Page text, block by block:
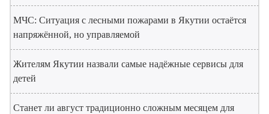
МЧС: Ситуация с лесными пожарами в Якутии остаётся
напряжённой, но управляемой
Жителям Якутии назвали самые надёжные сервисы для
детей
Станет ли август традиционно сложным месяцем для